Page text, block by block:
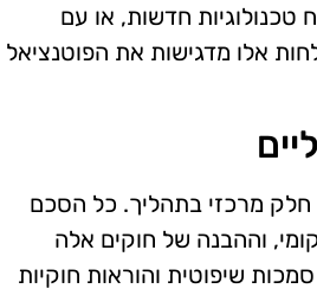
טכנולוגיות חדשות, או עם
אלו מדגישות את הפוטנציאל
חלק מרכזי בתהליך. כל הסכם
וההבנה של חוקים אלה
שיפוטית והוראות חוקיות